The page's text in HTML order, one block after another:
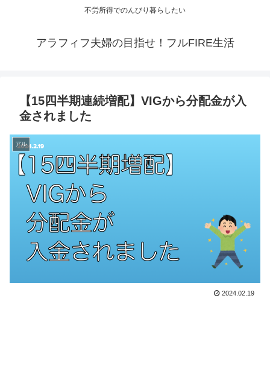
不労所得でのんびり暮らしたい
アラフィフ夫婦の目指せ！フルFIRE生活
【15四半期連続増配】VIGから分配金が入
金されました
アル
2024.02.19